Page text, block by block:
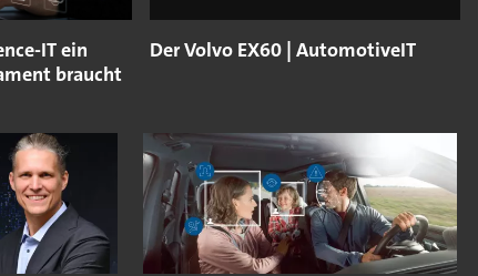
IT ein
braucht
Der Volvo EX60 | AutomotiveIT